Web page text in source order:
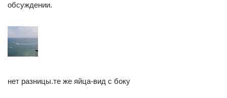
обсуждении.
нет разницы.те же яйца-вид с боку